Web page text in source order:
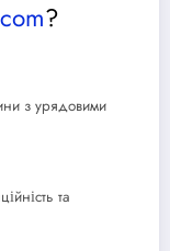
?
з урядовими
та